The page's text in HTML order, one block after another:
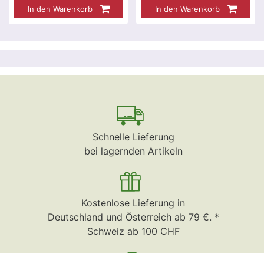
In den Warenkorb In den Warenkorb
Schnelle Lieferung
bei lagernden Artikeln
Kostenlose Lieferung in
Deutschland und Österreich ab 79 €. *
Schweiz ab 100 CHF